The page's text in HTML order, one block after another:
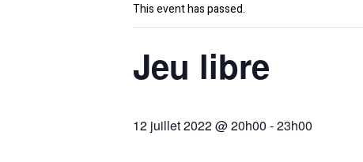
This event has passed.
Jeu libre
12 juillet 2022 @ 20h00 -23h00